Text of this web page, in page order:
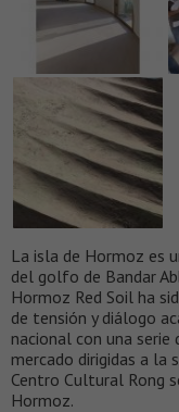
La isla de Hormoz es
del golfo de Bandar
Hormoz Red Soil ha
de tensión y diálogo
nacional con una serie
mercado dirigidas a la
Centro Cultural Rong
Hormoz.